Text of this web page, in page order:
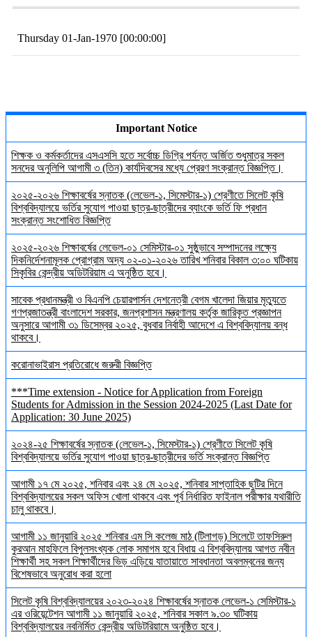
Thursday 01-Jan-1970 [00:00:00]
Important Notice
শিক্ষক ও কর্মকর্তাদের এসএসসি হতে সর্বোচ্চ ডিগ্রি পর্যন্ত অর্জিত শুধুমাত্র সকল
সনদের অনুলিপি আগামী ৩ (তিন) কার্যদিবসের মধ্যে প্রেরণ সংক্রান্ত বিজ্ঞপ্তি।
২০২৫-২০২৬ শিক্ষাবর্ষের স্নাতক (লেভেল-১, সিমেস্টার-১) শ্রেণীতে সিলেট কৃষি
বিশ্ববিদ্যালয়ে ভর্তির সুযোগ পাওয়া ছাত্র-ছাত্রীদের ব্যাংকে ভর্তি ফি প্রধান
সংক্রান্ত সংশোধিত বিজ্ঞপ্তি
২০২৫-২০২৬ শিক্ষাবর্ষের লেভেল-০১ সেমিস্টার-০১ সুষ্ঠুভাবে সম্পাদনের লক্ষ্যে
দিকনির্দেশনামূলক প্রোগ্রাম অদ্য ০২-০১-২০২৬ তারিখ শনিবার বিকাল ৩:০০ ঘটিকায়
সিকৃবির কেন্দ্রীয় অডিটরিয়াম এ অনুষ্ঠিত হবে।
সাবেক প্রধানমন্ত্রী ও বিএনপি চেয়ারপার্সন দেশনেত্রী বেগম খালেদা জিয়ার মৃত্যুতে
গণপ্রজাতন্ত্রী বাংলাদেশ সরকার, জনপ্রশাসন মন্ত্রণালয় কর্তৃক জারিকৃত প্রজ্ঞাপন
অনুসারে আগামী ৩১ ডিসেম্বর ২০২৫, বুধবার নির্বাহী আদেশে এ বিশ্ববিদ্যালয় বন্ধ
থাকবে।
করোনাভাইরাস প্রতিরোধে জরুরী বিজ্ঞপ্তি
***Time extension - Notice for Application from Foreign
Students for Admission in the Session 2024-2025 (Last Date for
Application: 30 June 2025)
২০২৪-২৫ শিক্ষাবর্ষের স্নাতক (লেভেল-১, সিমেস্টার-১) শ্রেণীতে সিলেট কৃষি
বিশ্ববিদ্যালয়ে ভর্তির সুযোগ পাওয়া ছাত্র-ছাত্রীদের ভর্তি সংক্রান্ত বিজ্ঞপ্তি
আগামী ১৭ মে ২০২৫, শনিবার এবং ২৪ মে ২০২৫, শনিবার সাপ্তাহিক ছুটির দিনে
বিশ্ববিদ্যালয়ের সকল অফিস খোলা থাকবে এবং পূর্ব নির্ধারিত ফাইনাল পরীক্ষার যথারীতি
চালু থাকবে।
আগামী ১১ জানুয়ারি ২০২৫ শনিবার এম সি কলেজ মাঠ (টিলাগড়) সিলেটে তাফসিরুল
কুরআন মাহফিলে বিপুলসংখ্যক লোক সমাগম হবে বিধায় এ বিশ্ববিদ্যালয় আগত নবীন
শিক্ষার্থী সহ সকল শিক্ষার্থীদের ভিড় এড়িয়ে যাতায়াতে সাবধানতা অবলম্বনের জন্য
বিশেষভাবে অনুরোধ করা হলো
সিলেট কৃষি বিশ্ববিদ্যালয়ের ২০২৩-২০২৪ শিক্ষাবর্ষের স্নাতক লেভেল-১ সেমিস্টার-১
এর ওরিয়েন্টেশন আগামী ১১ জানুয়ারি ২০২৫, শনিবার সকাল ৯.৩০ ঘটিকায়
বিশ্ববিদ্যালয়ের নবনির্মিত কেন্দ্রীয় অডিটরিয়ামে অনুষ্ঠিত হবে।